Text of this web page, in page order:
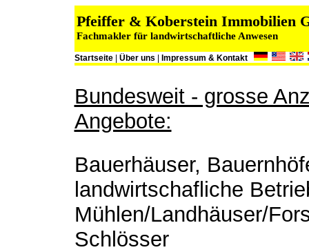
Pfeiffer & Koberstein Immobilien
Fachmakler für landwirtschaftliche Anwesen
Startseite| Über uns Impressum & Kontakt
Bundesweit - grosse
Angebote:
Bauerhäuser,
landwirtschafliche
Mühlen/Landhäuser/
Schlösser